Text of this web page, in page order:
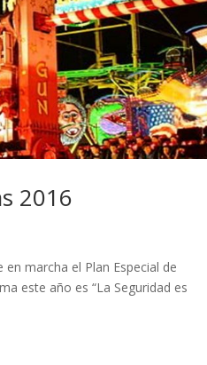
2016
marcha el Plan Especial de
este año es “La Seguridad es